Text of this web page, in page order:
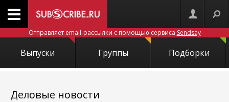
Отправляет email-рассылки с помощью сервиса Sendsay
Выпуски Группы Подборки
Деловые новости